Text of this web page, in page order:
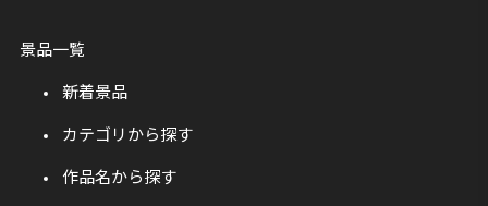
景品一覧
新着景品
カテゴリから探す
作品名から探す